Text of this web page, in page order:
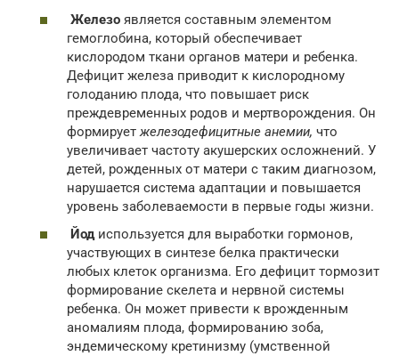
Железо является составным элементом
гемоглобина, который обеспечивает
кислородом ткани органов матери и ребенка.
Дефицит железа приводит к кислородному
голоданию плода, что повышает риск
преждевременных родов и мертворождения. Он
формирует железодефицитные анемии, что
увеличивает частоту акушерских осложнений. У
детей, рожденных от матери с таким диагнозом,
нарушается система адаптации и повышается
уровень заболеваемости в первые годы жизни.
Йод используется для выработки гормонов,
участвующих в синтезе белка практически
любых клеток организма. Его дефицит тормозит
формирование скелета и нервной системы
ребенка. Он может привести к врожденным
аномалиям плода, формированию зоба,
эндемическому кретинизму (умственной